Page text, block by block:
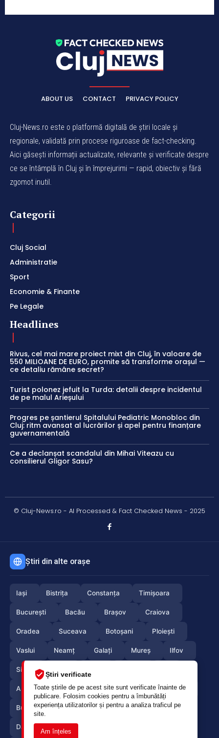
Știri verificate
Toate știrile de pe acest site sunt verificate înainte de
publicare. Folosim cookies pentru a îmbunătăți
experiența utilizatorilor și pentru a analiza traficul pe
site.
Am înțeles
ABOUT US CONTACT PRIVACY POLICY
Cluj-News.ro este o platformă digitală de știri locale și
regionale, validată prin procese riguroase de fact-checking.
Aici găsești informații actualizate, relevante și verificate despre
ce se întâmplă în Cluj și în împrejurimi — rapid, obiectiv și fără
zgomot inutil.
Categorii
Cluj Social
Administratie
Sport
Economie & Finante
Pe Legale
Headlines
Rivus, cel mai mare proiect mixt din Cluj, în valoare de
550 MILIOANE DE EURO, promite să transforme orașul —
ce detaliu rămâne secret?
Turist polonez jefuit la Turda: detalii despre incidentul
de pe malul Arieșului
Progres pe șantierul Spitalului Pediatric Monobloc din
Cluj: ritm avansat al lucrărilor și apel pentru finanțare
guvernamentală
Ce a declanșat scandalul din Mihai Viteazu cu
consilierul Gligor Sasu?
© Cluj-News.ro - AI Processed & Fact Checked News - 2025
Știri din alte orașe
Iași Bistrița Constanța Timișoara
București Bacău Brașov Craiova
Oradea Suceava Botoșani Ploiești
Vaslui Neamț Galați Mureș Ilfov
Sibiu
Arges Maramures Vrancea Satumare
Buzau Braila Calarasi Caras-Severin
Dambovita Giurgiu